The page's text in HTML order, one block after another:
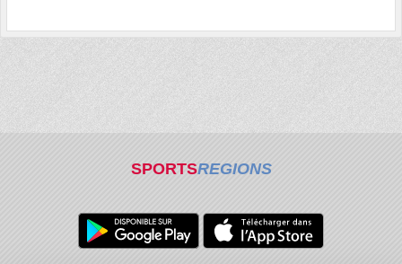
SPORTSREGIONS